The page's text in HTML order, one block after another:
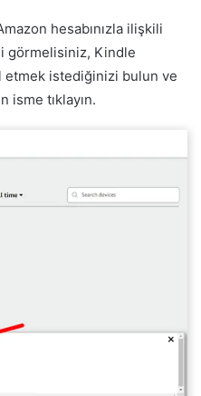
hesabınızla ilişkili
görmelisiniz, Kindle
etmek istediğinizi bulun ve
isme tıklayın.